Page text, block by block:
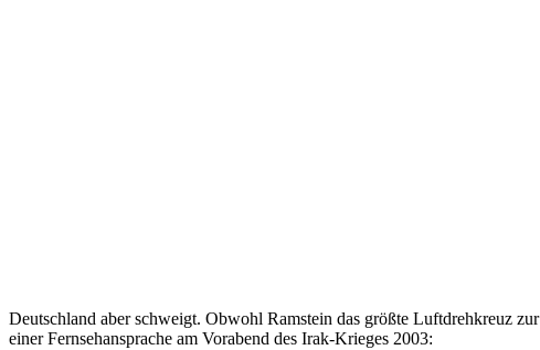
Deutschland aber schweigt. Obwohl Ramstein das größte Luftdrehkreuz
einer Fernsehansprache am Vorabend des Irak-Krieges 2003: